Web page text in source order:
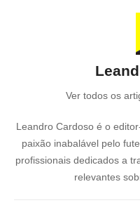
Ver todos os
Leandro Cardoso é o
paixão inabalável pelo
profissionais dedicados a
relevantes